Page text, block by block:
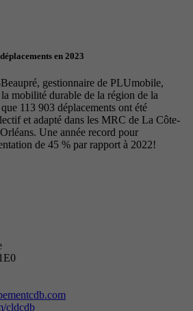
en 2023
gestionnaire de PLUmobile,
mobilité durable de la région de la
113 903 déplacements ont été
et adapté dans les MRC de La Côte-
Une année record pour
de 45 % par rapport à 2022!
cldcdb